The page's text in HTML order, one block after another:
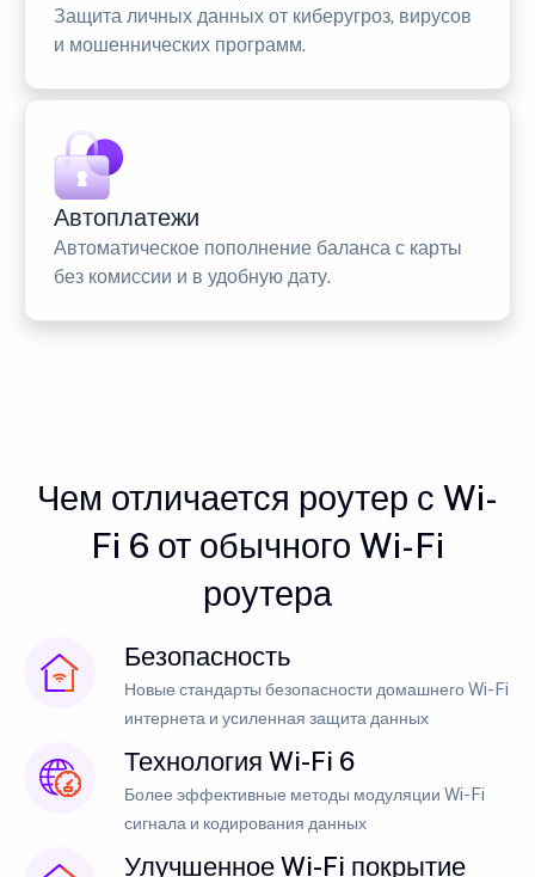
Защита личных данных от киберугроз, вирусов
и мошеннических программ.
Автоплатежи
Автоматическое пополнение баланса с карты
без комиссии и в удобную дату.
Чем отличается роутер с Wi-
Fi 6 от обычного Wi-Fi
роутера
Безопасность
Новые стандарты безопасности домашнего Wi-Fi
интернета и усиленная защита данных
Технология Wi-Fi 6
Более эффективные методы модуляции Wi-Fi
сигнала и кодирования данных
Улучшенное Wi-Fi покрытие